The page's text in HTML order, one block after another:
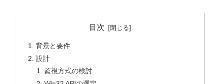
目次
背景と要件
設計
監視方式の検討